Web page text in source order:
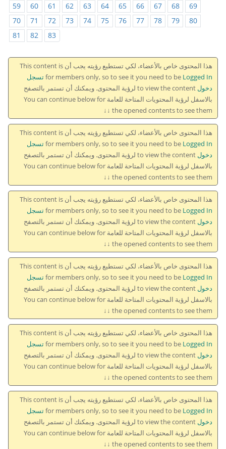
59
60 61 62 63 64 65 66 67 68
69
70
71 72 73 74 75 76 77 78 79
80
81
82 83
هذا المحتوى خاص بالأعضاء، لكي تستطيع رؤيته يجب أن This content is
for members only, so to see it you need to beLogged In تسجل
دخول
to view the content لرؤية المحتوى. ويمكنك أن تستمر بالتصفح
بالاسفل لرؤية المحتويات المتاحة للعامة You can continue below for
the opened contents to see them ↓↓
هذا المحتوى خاص بالأعضاء، لكي تستطيع رؤيته يجب أن This content is
for members only, so to see it you need to beLogged In تسجل
دخول
to view the content لرؤية المحتوى. ويمكنك أن تستمر بالتصفح
بالاسفل لرؤية المحتويات المتاحة للعامة You can continue below for
the opened contents to see them ↓↓
هذا المحتوى خاص بالأعضاء، لكي تستطيع رؤيته يجب أن This content is
for members only, so to see it you need to beLogged In تسجل
دخول
to view the content لرؤية المحتوى. ويمكنك أن تستمر بالتصفح
بالاسفل لرؤية المحتويات المتاحة للعامة You can continue below for
the opened contents to see them ↓↓
هذا المحتوى خاص بالأعضاء، لكي تستطيع رؤيته يجب أن This content is
for members only, so to see it you need to beLogged In تسجل
دخول
to view the content لرؤية المحتوى. ويمكنك أن تستمر بالتصفح
بالاسفل لرؤية المحتويات المتاحة للعامة You can continue below for
the opened contents to see them ↓↓
هذا المحتوى خاص بالأعضاء، لكي تستطيع رؤيته يجب أن This content is
for members only, so to see it you need to beLogged In تسجل
دخول
to view the content لرؤية المحتوى. ويمكنك أن تستمر بالتصفح
بالاسفل لرؤية المحتويات المتاحة للعامة You can continue below for
the opened contents to see them ↓↓
هذا المحتوى خاص بالأعضاء، لكي تستطيع رؤيته يجب أن This content is
for members only, so to see it you need to beLogged In تسجل
دخول
to view the content لرؤية المحتوى. ويمكنك أن تستمر بالتصفح
بالاسفل لرؤية المحتويات المتاحة للعامة You can continue below for
the opened contents to see them ↓↓